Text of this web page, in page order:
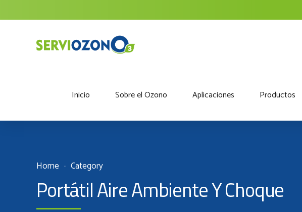
Inicio Sobre el Ozono Aplicaciones Productos
Home Category
Portátil Aire Ambiente Y Choque